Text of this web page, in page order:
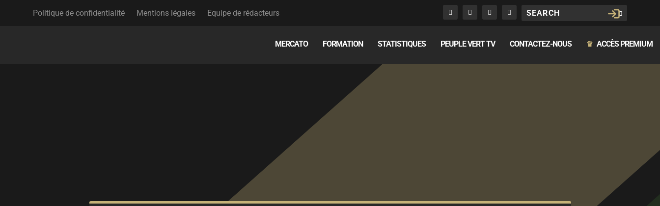
Politique de confidentialité Mentions légales Equipe de rédacteurs
MERCATO FORMATION STATISTIQUES PEUPLE VERT TV CONTACTEZ-NOUS ♛ ACCÈS PREMIUM